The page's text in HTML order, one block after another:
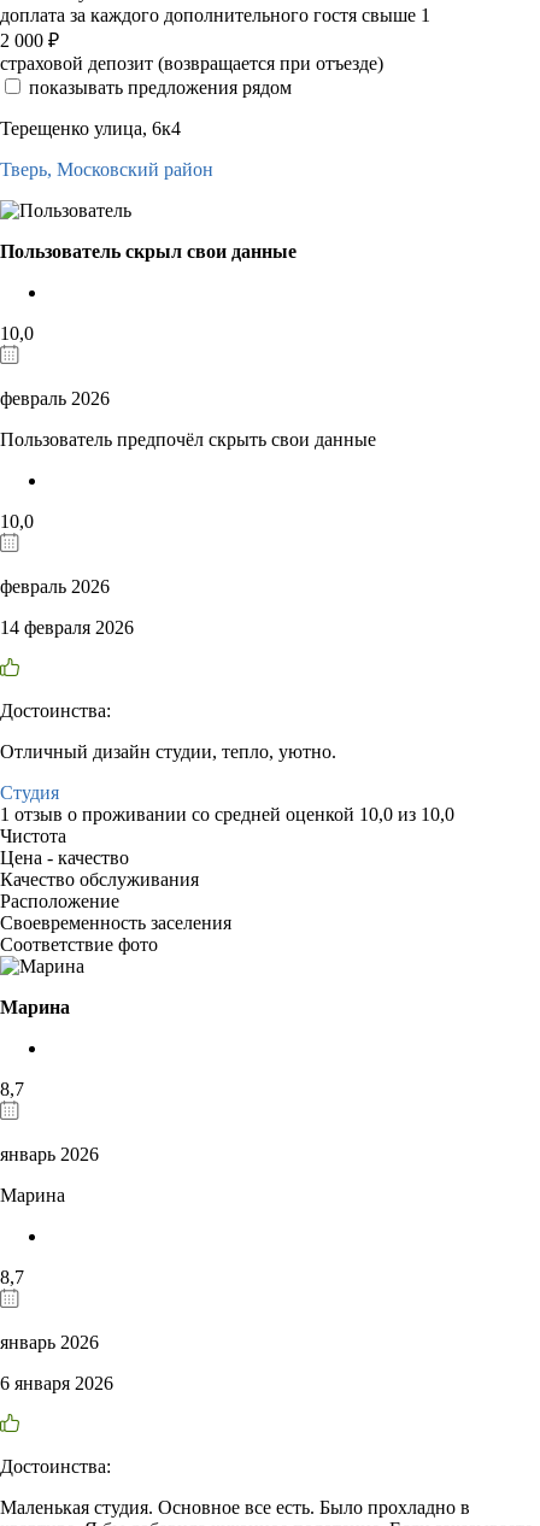
доплата за каждого дополнительного гостя свыше 1
2 000 ₽
страховой депозит (возвращается при отъезде)
показывать предложения рядом
Терещенко улица, 6к4
Тверь, Московский район
Пользователь скрыл свои данные
10,0
февраль 2026
Пользователь предпочёл скрыть свои данные
10,0
февраль 2026
14 февраля 2026
Достоинства:
Отличный дизайн студии, тепло, уютно.
Студия
1 отзыв о проживании со средней оценкой 10,0 из 10,0
Чистота
Цена - качество
Качество обслуживания
Расположение
Своевременность заселения
Соответствие фото
Марина
8,7
январь 2026
Марина
8,7
январь 2026
6 января 2026
Достоинства:
Маленькая студия. Основное все есть. Было прохладно в